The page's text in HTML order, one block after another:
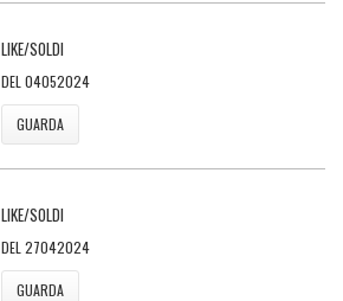
LIKE/SOLDI
DEL 04052024
GUARDA
LIKE/SOLDI
DEL 27042024
GUARDA